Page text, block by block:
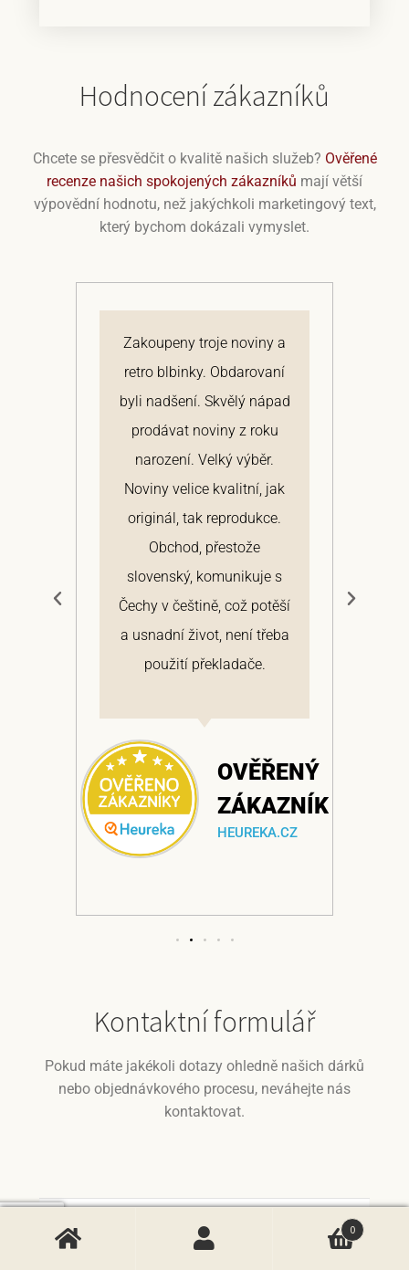
Hodnocení zákazníků
Chcete se přesvědčit o kvalitě našich služeb? Ověřené
recenze našich spokojených zákazníků mají větší
výpovědní hodnotu, než jakýchkoli marketingový text,
který bychom dokázali vymyslet.
Zakoupeny troje noviny a
retro blbinky. Obdarovaní
byli nadšení. Skvělý nápad
prodávat noviny z roku
narození. Velký výběr.
Noviny velice kvalitní, jak
originál, tak reprodukce.
Obchod, přestože
slovenský, komunikuje s
Čechy v češtině, což potěší
a usnadní život, není třeba
použití překladače.
OVĚŘENÝ
ZÁKAZNÍK
HEUREKA.CZ
Kontaktní formulář
Pokud máte jakékoli dotazy ohledně našich dárků
nebo objednávkového procesu, neváhejte nás
kontaktovat.
0